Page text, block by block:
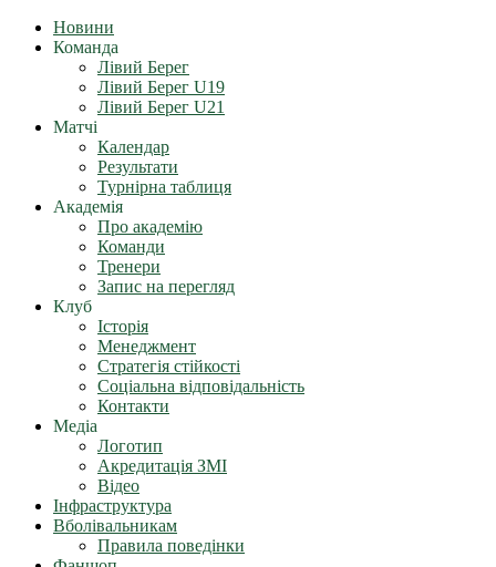
Новини
Команда
Лівий Берег
Лівий Берег U19
Лівий Берег U21
Матчі
Календар
Результати
Турнірна таблиця
Академія
Про академію
Команди
Тренери
Запис на перегляд
Клуб
Історія
Менеджмент
Стратегія стійкості
Соціальна відповідальність
Контакти
Медіа
Логотип
Акредитація ЗМІ
Відео
Інфраструктура
Вболівальникам
Правила поведінки